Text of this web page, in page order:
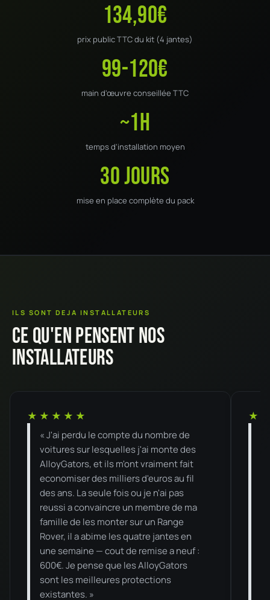
134,90€
prix public TTC du kit (4 jantes)
99-120€
main d'œuvre conseillée TTC
~1h
temps d'installation moyen
30 jours
mise en place complète du pack
ILS SONT DEJA INSTALLATEURS
Ce qu'en pensent nos
installateurs
★ ★ ★ ★ ★
« J'ai perdu le compte du nombre de
voitures sur lesquelles j'ai monte des
AlloyGators, et ils m'ont vraiment fait
economiser des milliers d'euros au fil
des ans. La seule fois ou je n'ai pas
reussi a convaincre un membre de ma
famille de les monter sur un Range
Rover, il a abime les quatre jantes en
une semaine — cout de remise a neuf :
600€. Je pense que les AlloyGators
sont les meilleures protections
existantes. »
★